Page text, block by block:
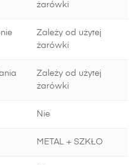
żarówki
Zależy od użytej
żarówki
Zależy od użytej
żarówki
Nie
METAL + SZKŁO